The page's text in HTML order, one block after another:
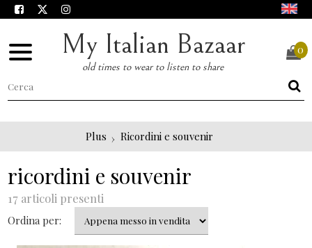
My Italian Bazaar
old times to wear to listen to share
0
Plus Ricordini e souvenir
ricordini e souvenir
17 articoli presenti
Ordina per: